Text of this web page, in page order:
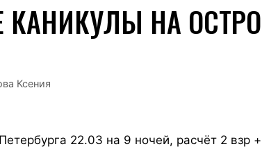
КАНИКУЛЫ НА
Ксения
22.03 на 9 ночей, расчёт 2 взр